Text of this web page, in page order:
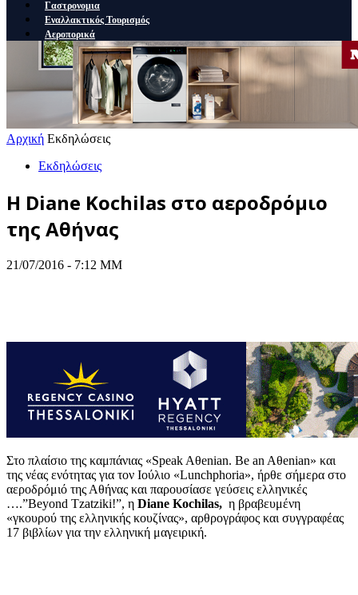
Γαστρονομια
Εναλλακτικός Τουρισμός
Αεροπορικά
Αρχική Εκδηλώσεις
Εκδηλώσεις
Η Diane Kochilas στο αεροδρόμιο
της Αθήνας
21/07/2016 - 7:12 ΜΜ
Στο πλαίσιο της καμπάνιας «Speak Aθenian. Be an Aθenian» και
της νέας ενότητας για τον Ιούλιο «Lunchphoria», ήρθε σήμερα στο
αεροδρόμιό της Αθήνας και παρουσίασε γεύσεις ελληνικές
….”Beyond Tzatziki!”, η Diane Kochilas, η βραβευμένη
«γκουρού της ελληνικής κουζίνας», αρθρογράφος και συγγραφέας
17 βιβλίων για την ελληνική μαγειρική.